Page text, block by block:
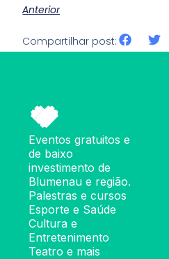
Anterior
Compartilhar post:
Eventos gratuitos e
de baixo
investimento de
Blumenau e região.
Palestras e cursos
Esporte e Saúde
Cultura e
Entretenimento
Teatro e mais